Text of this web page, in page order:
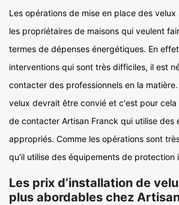
Les opérations de mise en place des
les propriétaires de maisons qui veulent
termes de dépenses énergétiques. En
interventions qui sont très difficiles, il est
contacter des professionnels en la
velux devrait être convié et c'est pour
de contacter Artisan Franck qui utilise des
appropriés. Comme les opérations sont
qu'il utilise des équipements de protection
Les prix d’installation de
plus abordables chez